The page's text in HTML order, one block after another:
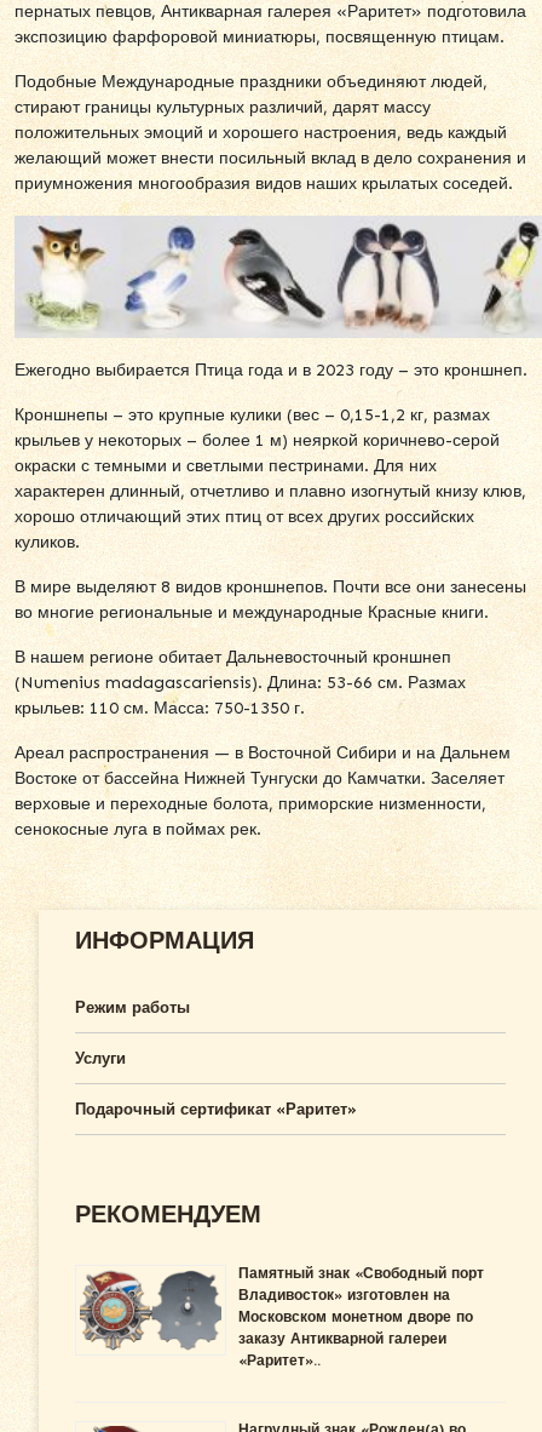
пернатых певцов, Антикварная галерея «Раритет» подготовила
экспозицию фарфоровой миниатюры, посвященную птицам.
Подобные Международные праздники объединяют людей,
стирают границы культурных различий, дарят массу
положительных эмоций и хорошего настроения, ведь каждый
желающий может внести посильный вклад в дело сохранения и
приумножения многообразия видов наших крылатых соседей.
Ежегодно выбирается Птица года и в 2023 году – это кроншнеп.
Кроншнепы – это крупные кулики (вес – 0,15-1,2 кг, размах
крыльев у некоторых – более 1 м) неяркой коричнево-серой
окраски с темными и светлыми пестринами. Для них
характерен длинный, отчетливо и плавно изогнутый книзу клюв,
хорошо отличающий этих птиц от всех других российских
куликов.
В мире выделяют 8 видов кроншнепов. Почти все они занесены
во многие региональные и международные Красные книги.
В нашем регионе обитает Дальневосточный кроншнеп
(Numenius madagascariensis). Длина: 53-66 см. Размах
крыльев: 110 см. Масса: 750-1350 г.
Ареал распространения — в Восточной Сибири и на Дальнем
Востоке от бассейна Нижней Тунгуски до Камчатки. Заселяет
верховые и переходные болота, приморские низменности,
сенокосные луга в поймах рек.
ИНФОРМАЦИЯ
Режим работы
Услуги
Подарочный сертификат «Раритет»
РЕКОМЕНДУЕМ
Памятный знак «Свободный порт
Владивосток» изготовлен на
Московском монетном дворе по
заказу Антикварной галереи
«Раритет»..